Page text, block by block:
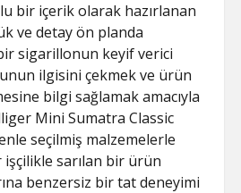
bir içerik olarak hazırlanan
ve detay ön planda
sigarillonun keyif verici
ilgisini çekmek ve ürün
bilgi sağlamak amacıyla
Mini Sumatra Classic
seçilmiş malzemelerle
sarılan bir ürün
benzersiz bir tat deneyimi